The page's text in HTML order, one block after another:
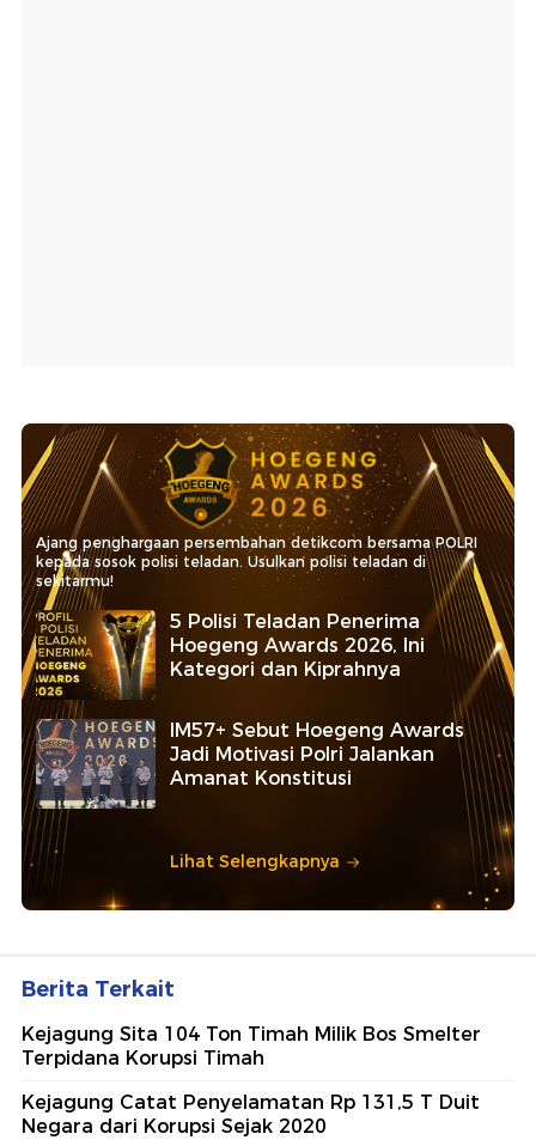
Ajang penghargaan persembahan detikcom bersama POLRI
kepada sosok polisi teladan. Usulkan polisi teladan di
sekitarmu!
5 Polisi Teladan Penerima
Hoegeng Awards 2026, Ini
Kategori dan Kiprahnya
IM57+ Sebut Hoegeng Awards
Jadi Motivasi Polri Jalankan
Amanat Konstitusi
Lihat Selengkapnya
Berita Terkait
Kejagung Sita 104 Ton Timah Milik Bos Smelter
Terpidana Korupsi Timah
Kejagung Catat Penyelamatan Rp 131,5 T Duit
Negara dari Korupsi Sejak 2020